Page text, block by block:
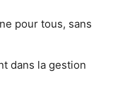
pour tous, sans
dans la gestion